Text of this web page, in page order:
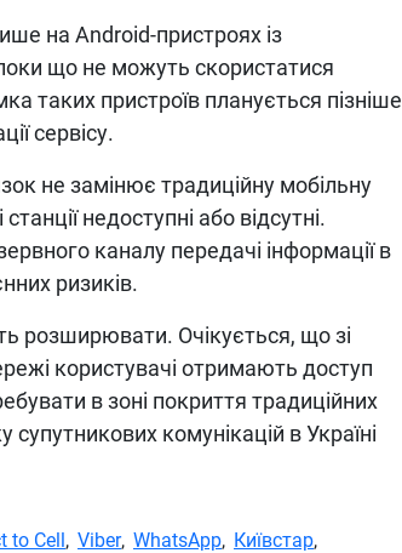
на Android-пристроях із
що не можуть скористатися
таких пристроїв планується пізніше
сервісу.
не замінює традиційну мобільну
недоступні або відсутні.
каналу передачі інформації в
ризиків.
розширювати. Очікується, що зі
користувачі отримають доступ
в зоні покриття традиційних
комунікацій в Україні
to Cell, Viber, WhatsApp, Київстар,